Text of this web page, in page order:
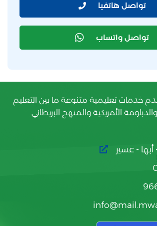
تواصل هاتفيا
تواصل واتساب
خدمات تعليمية متنوعة ما بين التعليم
الأمريكية والمنهج البريطاني
- عسير